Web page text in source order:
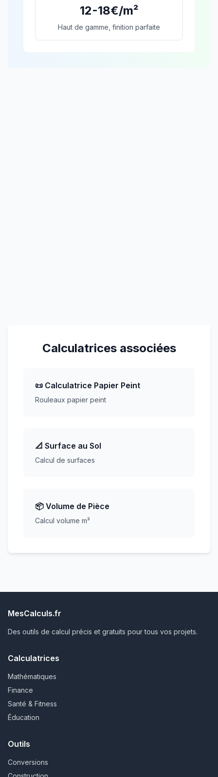
12-18€/m²
Haut de gamme, finition parfaite
Calculatrices associées
📜 Calculatrice Papier Peint
Rouleaux papier peint
📐 Surface au Sol
Calcul de surfaces
📦 Volume de Pièce
Calcul volume m³
MesCalculs.fr
Des outils de calcul précis et gratuits pour tous vos projets.
Calculatrices
Mathématiques
Finance
Santé & Fitness
Éducation
Outils
Conversions